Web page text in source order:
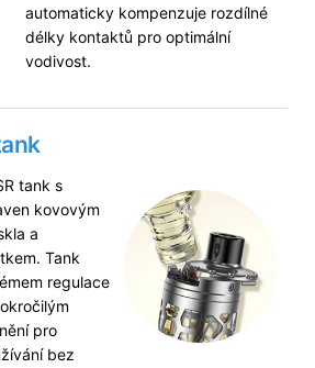
automaticky kompenzuje rozdílné
délky kontaktů pro optimální
vodivost.
tank s
kovovým
a
Tank
regulace
pro
bez